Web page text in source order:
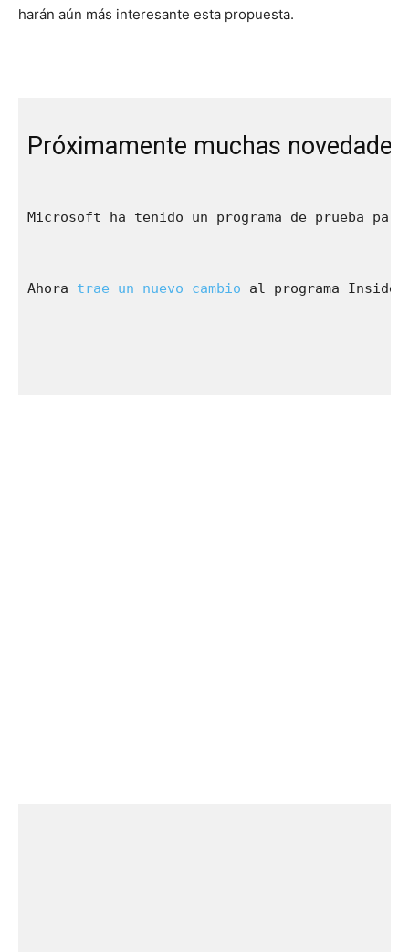
harán aún más interesante esta propuesta.
Próximamente muchas
Microsoft ha tenido un programa de prueba
Ahora trae un nuevo cambio al programa